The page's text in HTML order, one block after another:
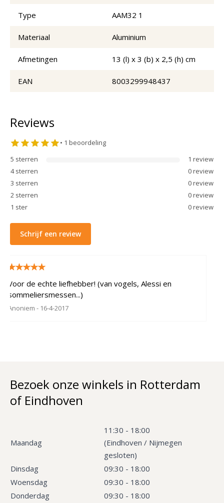
Type AAM32 1
Materiaal Aluminium
Afmetingen 13 (l) x 3 (b) x 2,5 (h) cm
EAN 8003299948437
Reviews
• 1 beoordeling
5 sterren 1 review
4 sterren 0review
3 sterren 0review
2 sterren 0review
1 ster 0review
Schrijf een review
Voor de echte liefhebber! (van vogels, Alessi en
sommeliersmessen...)
Anoniem - 16-4-2017
Bezoek onze winkels in Rotterdam
of Eindhoven
Maandag
11:30 - 18:00
(Eindhoven / Nijmegen
gesloten)
Dinsdag
09:30 - 18:00
Woensdag
09:30 - 18:00
Donderdag
09:30 - 18:00